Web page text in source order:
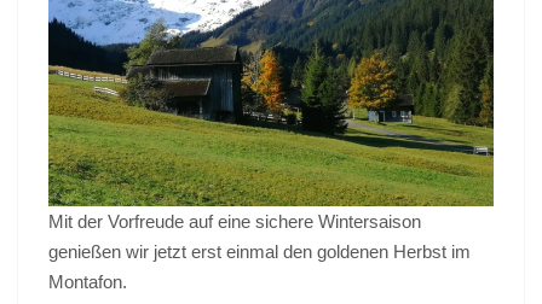
Mit der Vorfreude auf eine sichere Wintersaison
genießen wir jetzt erst einmal den goldenen Herbst im
Montafon.